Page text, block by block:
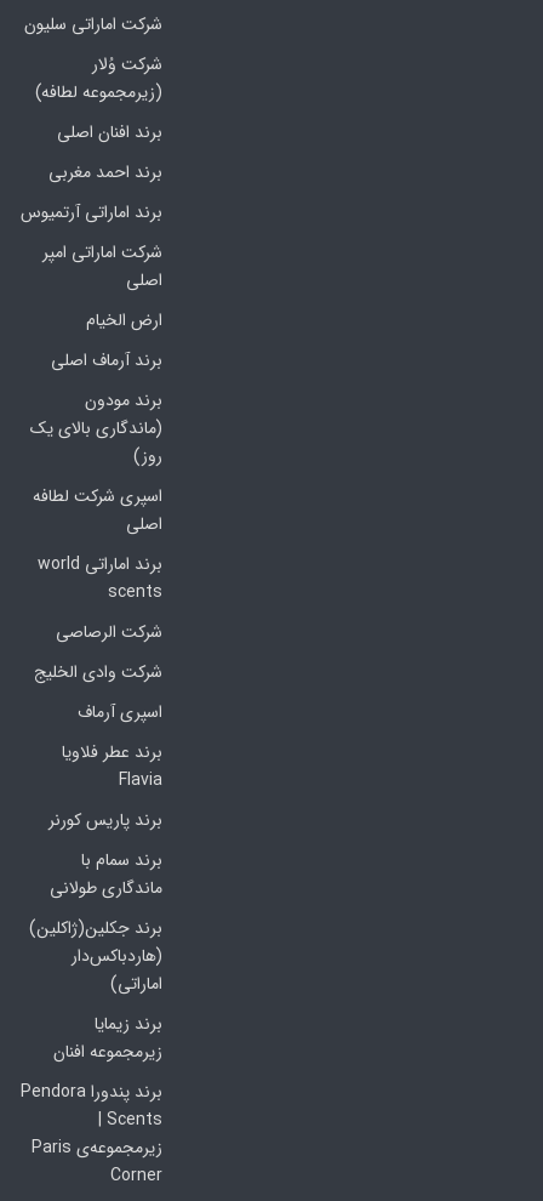
شرکت اماراتی سلیون
شرکت وُلار
(زیرمجموعه لطافه)
برند افنان اصلی
برند احمد مغربی
برند اماراتی آرتمیوس
شرکت اماراتی امپر
اصلی
ارض الخیام
برند آرماف اصلی
برند مودون
(ماندگاری بالای یک
روز)
اسپری شرکت لطافه
اصلی
برند اماراتی world
scents
شرکت الرصاصی
شرکت وادی الخلیج
اسپری آرماف
برند عطر فلاویا
Flavia
برند پاریس کورنر
برند سمام با
ماندگاری طولانی
برند جکلین(ژاکلین)
(هاردباکس‌دار
اماراتی)
برند زیمایا
زیرمجموعه افنان
برند پندورا Pendora
Scents |
زیرمجموعه‌ی Paris
Corner